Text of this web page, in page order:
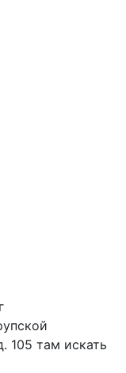
105 там искать